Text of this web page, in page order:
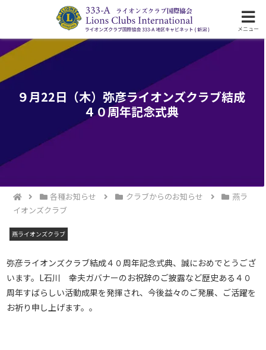
ライオンズクラブ国際協会333-A地区の活動
９月22日（木）弥彦ライオンズクラブ結成
４０周年記念式典
各種お知らせ クラブからのお知らせ
燕ラ
イオンズクラブ
燕ライオンズクラブ
弥彦ライオンズクラブ結成４０周年記念式典、誠におめでとうござ
います。L石川 幸夫ガバナーのお祝辞のご披露など歴史ある４０
周年すばらしい活動成果を発揮され、今後益々のご発展、ご活躍を
お祈り申し上げます。。
メニュー